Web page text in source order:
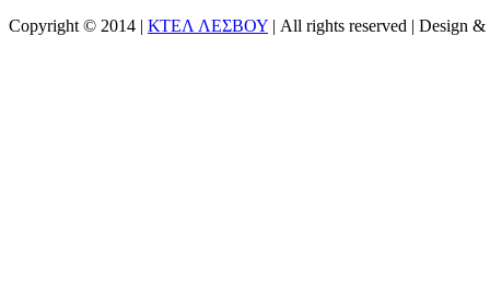
Copyright © 2014 | ΚΤΕΛ ΛΕΣΒΟΥ | All rights reserved | Design &